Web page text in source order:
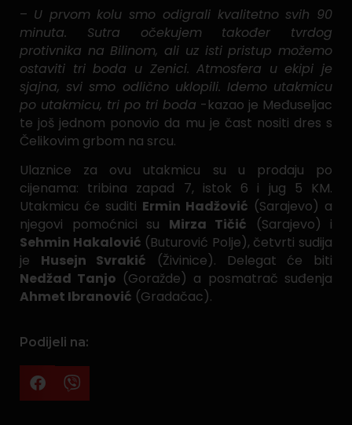
– U prvom kolu smo odigrali kvalitetno svih 90
minuta. Sutra očekujem također tvrdog
protivnika na Bilinom, ali uz isti pristup možemo
ostaviti tri boda u Zenici. Atmosfera u ekipi je
sjajna, svi smo odlično uklopili. Idemo utakmicu
po utakmicu, tri po tri boda -kazao je Međuseljac
te još jednom ponovio da mu je čast nositi dres s
Čelikovim grbom na srcu.
Ulaznice za ovu utakmicu su u prodaju po
cijenama: tribina zapad 7, istok 6 i jug 5 KM.
Utakmicu će suditi Ermin Hadžović (Sarajevo) a
njegovi pomoćnici su Mirza Tičić (Sarajevo) i
Sehmin Hakalović (Buturović Polje), četvrti sudija
je Husejn Svrakić (Živinice). Delegat će biti
Nedžad Tanjo (Goražde) a posmatrač suđenja
Ahmet Ibranović (Gradačac).
Podijeli na: